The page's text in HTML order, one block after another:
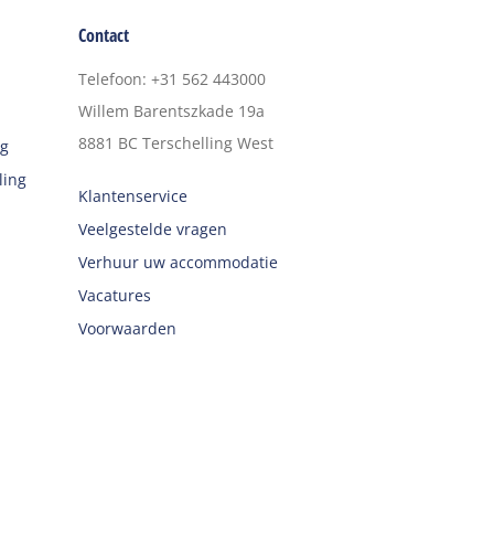
Contact
Telefoon: +31 562 443000
Willem Barentszkade 19a
8881 BC Terschelling West
Klantenservice
Veelgestelde vragen
Verhuur uw accommodatie
Vacatures
Voorwaarden